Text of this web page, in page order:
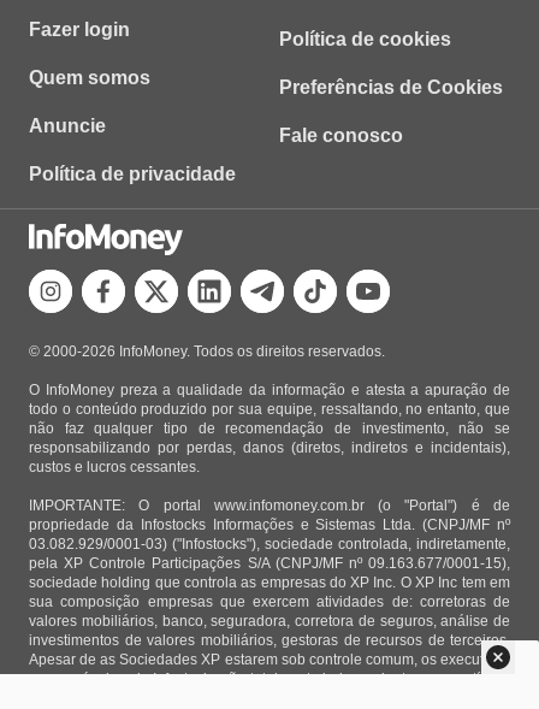
Fazer login
Quem somos
Anuncie
Política de privacidade
Política de cookies
Preferências de Cookies
Fale conosco
© 2000-2026 InfoMoney. Todos os direitos reservados.
O InfoMoney preza a qualidade da informação e atesta a apuração de
todo o conteúdo produzido por sua equipe, ressaltando, no entanto, que
não faz qualquer tipo de recomendação de investimento, não se
responsabilizando por perdas, danos (diretos, indiretos e incidentais),
custos e lucros cessantes.
IMPORTANTE: O portal www.infomoney.com.br (o "Portal") é de
propriedade da Infostocks Informações e Sistemas Ltda. (CNPJ/MF nº
03.082.929/0001-03) ("Infostocks"), sociedade controlada, indiretamente,
pela XP Controle Participações S/A (CNPJ/MF nº 09.163.677/0001-15),
sociedade holding que controla as empresas do XP Inc. O XP Inc tem em
sua composição empresas que exercem atividades de: corretoras de
valores mobiliários, banco, seguradora, corretora de seguros, análise de
investimentos de valores mobiliários, gestoras de recursos de terceiros.
Apesar de as Sociedades XP estarem sob controle comum, os executivos
responsáveis pela Infostocks são totalmente independentes e as notícias,